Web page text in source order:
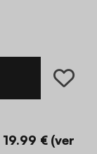
19.99 €(ver